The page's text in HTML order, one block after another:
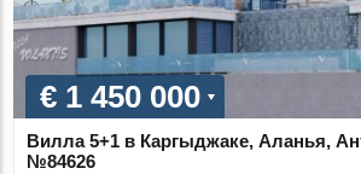
€ 1 450 000
Вилла 5+1 в Каргыджаке, Аланья,
№84626